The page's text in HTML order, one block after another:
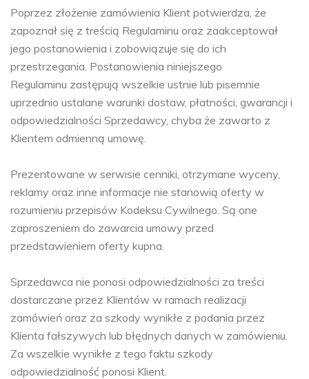
Poprzez złożenie zamówienia Klient potwierdza, że
zapoznał się z treścią Regulaminu oraz zaakceptował
jego postanowienia i zobowiązuje się do ich
przestrzegania. Postanowienia niniejszego
Regulaminu zastępują wszelkie ustnie lub pisemnie
uprzednio ustalane warunki dostaw, płatności, gwarancji i
odpowiedzialności Sprzedawcy, chyba że zawarto z
Klientem odmienną umowę.
Prezentowane w serwisie cenniki, otrzymane wyceny,
reklamy oraz inne informacje nie stanowią oferty w
rozumieniu przepisów Kodeksu Cywilnego. Są one
zaproszeniem do zawarcia umowy przed
przedstawieniem oferty kupna.
Sprzedawca nie ponosi odpowiedzialności za treści
dostarczane przez Klientów w ramach realizacji
zamówień oraz za szkody wynikłe z podania przez
Klienta fałszywych lub błędnych danych w zamówieniu.
Za wszelkie wynikłe z tego faktu szkody
odpowiedzialność ponosi Klient.